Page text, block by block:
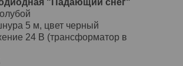
5 м, цвет черный
24 В (трансформатор в